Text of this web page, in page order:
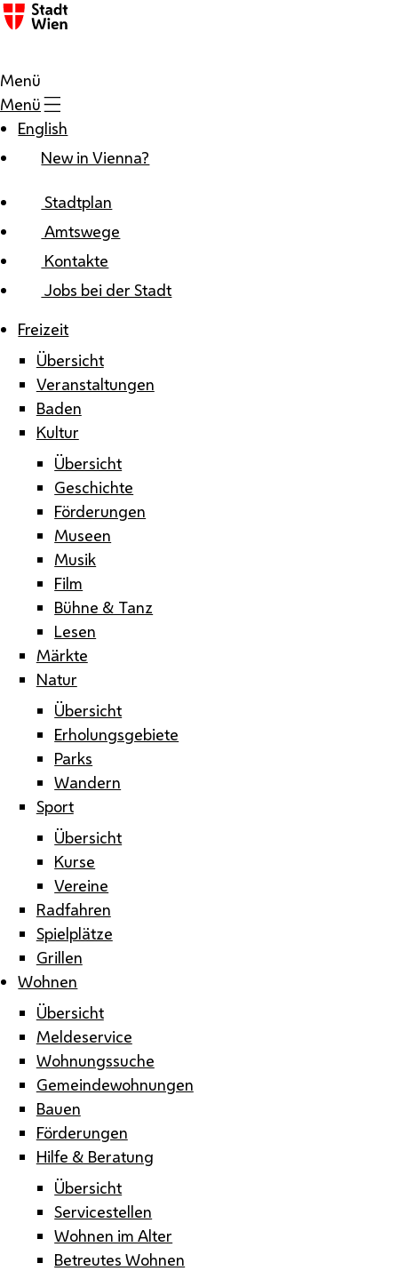
Zum Inhalt
Menü
Menü
English
New in Vienna?
Stadtplan
Amtswege
Kontakte
Jobs bei der Stadt
Freizeit
Übersicht
Veranstaltungen
Baden
Kultur
Übersicht
Geschichte
Förderungen
Museen
Musik
Film
Bühne & Tanz
Lesen
Märkte
Natur
Übersicht
Erholungsgebiete
Parks
Wandern
Sport
Übersicht
Kurse
Vereine
Radfahren
Spielplätze
Grillen
Wohnen
Übersicht
Meldeservice
Wohnungssuche
Gemeindewohnungen
Bauen
Förderungen
Hilfe & Beratung
Übersicht
Servicestellen
Wohnen im Alter
Betreutes Wohnen